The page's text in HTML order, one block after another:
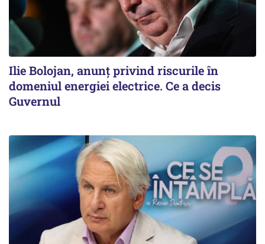
Ilie Bolojan, anunț privind riscurile în
domeniul energiei electrice. Ce a decis
Guvernul